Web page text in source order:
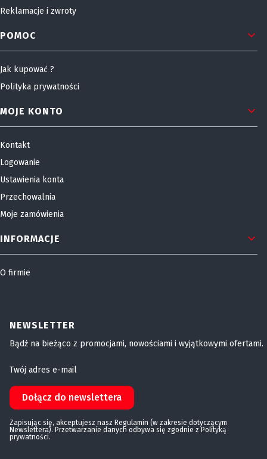
Reklamacje i zwroty
POMOC
Jak kupować ?
Polityka prywatności
MOJE KONTO
Kontakt
Logowanie
Ustawienia konta
Przechowalnia
Moje zamówienia
INFORMACJE
O firmie
NEWSLETTER
Bądź na bieżąco z promocjami, nowościami i wyjątkowymi ofertami.
Twój adres e-mail
Dołącz do newslettera
Zapisując się, akceptujesz nasz Regulamin (w zakresie dotyczącym
Newslettera). Przetwarzanie danych odbywa się zgodnie z Polityką
prywatności.